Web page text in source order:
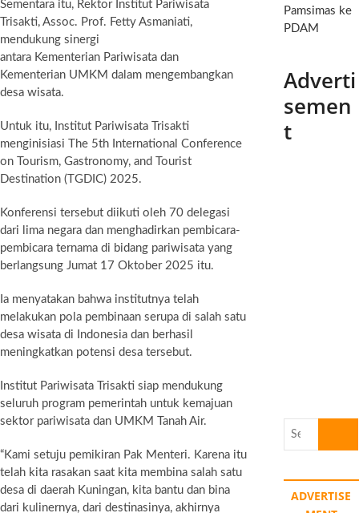
Sementara itu, Rektor Institut Pariwisata
Trisakti, Assoc. Prof. Fetty Asmaniati,
mendukung sinergi
antara Kementerian Pariwisata dan
Kementerian UMKM dalam mengembangkan
desa wisata.
Untuk itu, Institut Pariwisata Trisakti
menginisiasi The 5th International Conference
on Tourism, Gastronomy, and Tourist
Destination (TGDIC) 2025.
Konferensi tersebut diikuti oleh 70 delegasi
dari lima negara dan menghadirkan pembicara-
pembicara ternama di bidang pariwisata yang
berlangsung Jumat 17 Oktober 2025 itu.
Ia menyatakan bahwa institutnya telah
melakukan pola pembinaan serupa di salah satu
desa wisata di Indonesia dan berhasil
meningkatkan potensi desa tersebut.
Institut Pariwisata Trisakti siap mendukung
seluruh program pemerintah untuk kemajuan
sektor pariwisata dan UMKM Tanah Air.
“Kami setuju pemikiran Pak Menteri. Karena itu
telah kita rasakan saat kita membina salah satu
desa di daerah Kuningan, kita bantu dan bina
dari kulinernya, dari destinasinya, akhirnya
Pamsimas ke
PDAM
Adverti
semen
t
ADVERTISE